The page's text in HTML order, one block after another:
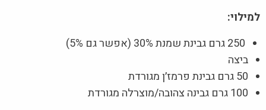
למילוי:
250 גרם גבינת שמנת 30% (אפשר גם 5%)
ביצה
50 גרם גבינת פרמז׳ן מגורדת
100 גרם גבינה צהובה/מוצרלה מגורדת